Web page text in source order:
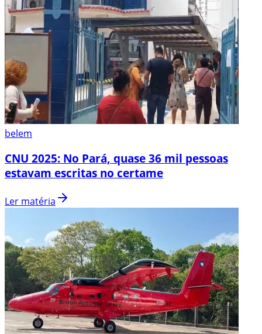
belem
CNU 2025: No Pará, quase 36 mil pessoas
estavam escritas no certame
Ler matéria